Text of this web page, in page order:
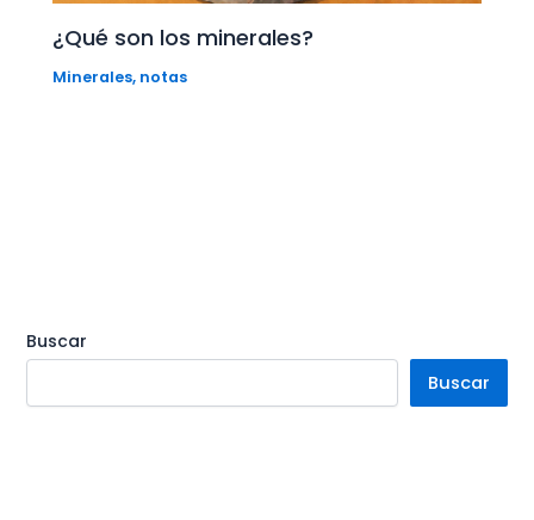
¿Qué son los minerales?
Minerales, notas
Buscar
Buscar